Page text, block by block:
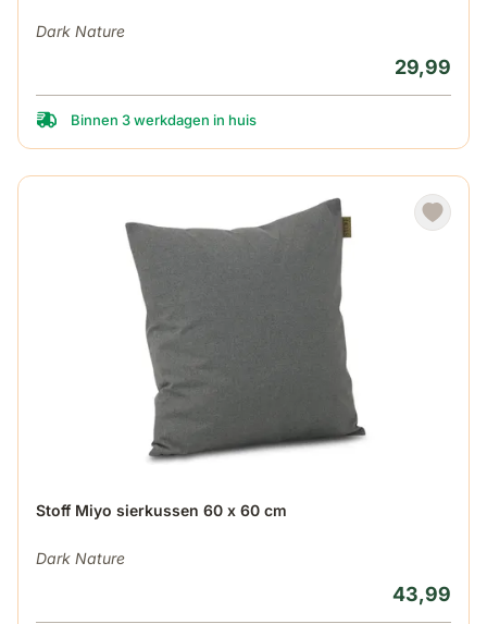
Dark Nature
29,99
Binnen 3 werkdagen in huis
Stoff Miyo sierkussen 60 x 60 cm
Dark Nature
43,99